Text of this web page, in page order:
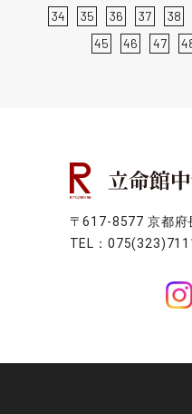
34
35 36 37 38
45
46 47
〒617-8577 京都府
TEL：